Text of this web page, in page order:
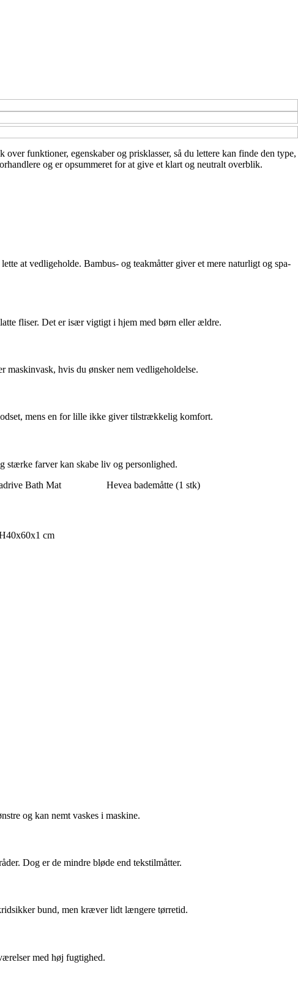
funktioner, egenskaber og prisklasser, så du lettere kan finde den type,
og er opsummeret for at give et klart og neutralt overblik.
at vedligeholde. Bambus- og teakmåtter giver et mere naturligt og spa-
fliser. Det er især vigtigt i hjem med børn eller ældre.
hvis du ønsker nem vedligeholdelse.
mens en for lille ikke giver tilstrækkelig komfort.
stærke farver kan skabe liv og personlighed.
Bath Mat Hevea bademåtte (1 stk)
cm
og kan nemt vaskes i maskine.
Dog er de mindre bløde end tekstilmåtter.
bund, men kræver lidt længere tørretid.
med høj fugtighed.